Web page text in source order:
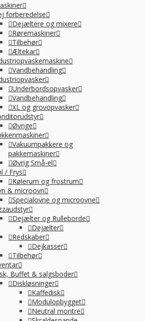
forberedelse
Dejæltere og mixere
Røremaskiner
Tilbehør
Æltekar
Vandbehandling
Underbordsopvasker
Vandbehandling
XL og grovopvasker
Øvrige
Vakuumpakkere og
pakkemaskiner
Øvrig Små-el
/ Frys
Kølerum og frostrum
& microovn
Specialovne og microovne
Dejælter og Rulleborde
Dejælter
Redskaber
Dejkasser
Tilbehør
Buffet & salgsboder
Diskløsninger
Kaffedisk
Modulopbygget
Neutral montre